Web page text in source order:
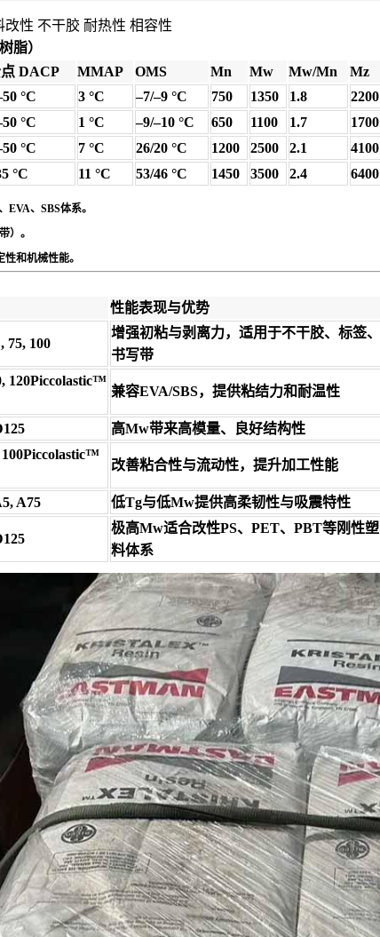
改性 不干胶 耐热性 相容性
脂）
DACP MMAP OMS Mn Mw Mw/Mn
Mz
°C 3 °C –7/–9 °C 750 1350 1.8
2200
°C 1 °C –9/–10 °C 650 1100 1.7
1700
°C 7 °C 26/20 °C 1200 2500 2.1
4100
°C 11 °C 53/46 °C 1450 3500 2.4 6400
EVA、SBS体系。
）。
和机械性能。
性能表现与优势
75, 100
增强初粘与剥离力，适用于不干胶、标签、
书写带
120Piccolastic™
兼容EVA/SBS，提供粘结力和耐温性
高Mw带来高模量、良好结构性
改善粘合性与流动性，提升加工性能
A75 低Tg与低Mw提供高柔韧性与吸震特性
极高Mw适合改性PS、PET、PBT等刚性塑
料体系